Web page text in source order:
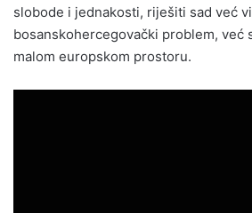
slobode i jednakosti, riješiti sad već
bosanskohercegovački problem, već
malom europskom prostoru.